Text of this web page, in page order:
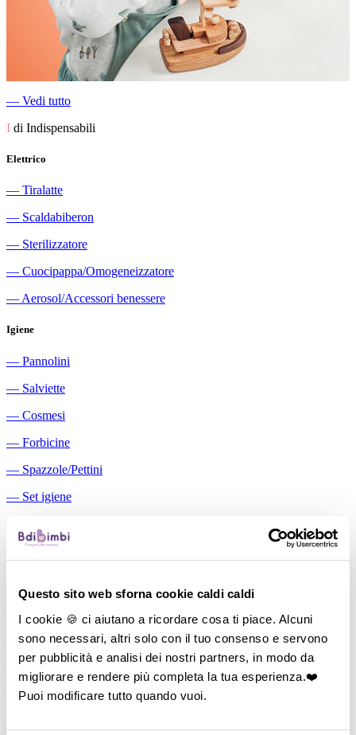
Questo sito web sforna cookie caldi caldi
I cookie 🍪 ci aiutano a ricordare cosa ti piace. Alcuni
sono necessari, altri solo con il tuo consenso e servono
per pubblicità e analisi dei nostri partners, in modo da
migliorare e rendere più completa la tua esperienza.❤️
Puoi modificare tutto quando vuoi.
― Vedi tutto
I di Indispensabili
Elettrico
― Tiralatte
― Scaldabiberon
― Sterilizzatore
― Cuocipappa/Omogeneizzatore
― Aerosol/Accessori benessere
Igiene
― Pannolini
― Salviette
― Cosmesi
― Forbicine
― Spazzole/Pettini
― Set igiene
Aspiratori nasali manuali
―
Cuscini allattamento
―Biberon
―
Tettarelle
―Succhietti